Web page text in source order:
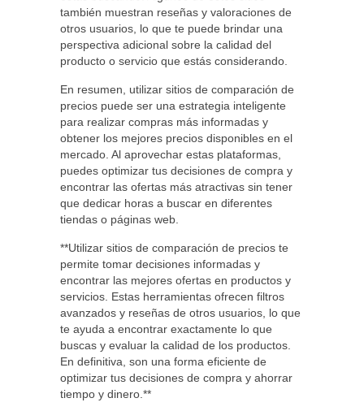
también muestran reseñas y valoraciones de
otros usuarios, lo que te puede brindar una
perspectiva adicional sobre la calidad del
producto o servicio que estás considerando.
En resumen, utilizar sitios de comparación de
precios puede ser una estrategia inteligente
para realizar compras más informadas y
obtener los mejores precios disponibles en el
mercado. Al aprovechar estas plataformas,
puedes optimizar tus decisiones de compra y
encontrar las ofertas más atractivas sin tener
que dedicar horas a buscar en diferentes
tiendas o páginas web.
**Utilizar sitios de comparación de precios te
permite tomar decisiones informadas y
encontrar las mejores ofertas en productos y
servicios. Estas herramientas ofrecen filtros
avanzados y reseñas de otros usuarios, lo que
te ayuda a encontrar exactamente lo que
buscas y evaluar la calidad de los productos.
En definitiva, son una forma eficiente de
optimizar tus decisiones de compra y ahorrar
tiempo y dinero.**